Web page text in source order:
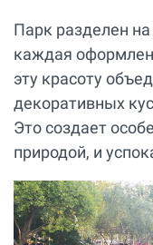
Парк разделен
каждая
эту красоту
декоративных
Это создает
природой, и